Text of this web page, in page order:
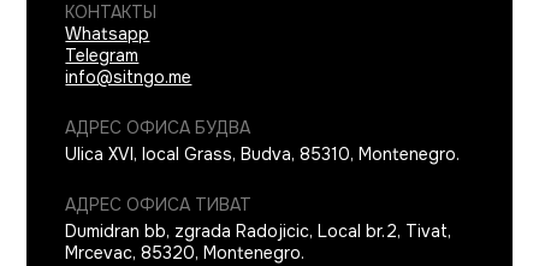
КОНТАКТЫ
Whatsapp
Telegram
info@sitngo.me
АДРЕС ОФИСА БУДВА
Ulica XVI, local Grass,Budva,85310,Montenegro.
АДРЕС ОФИСА ТИВАТ
Dumidran bb, zgrada Radojicic, Local br.2, Tivat,
Mrcevac,85320,Montenegro.